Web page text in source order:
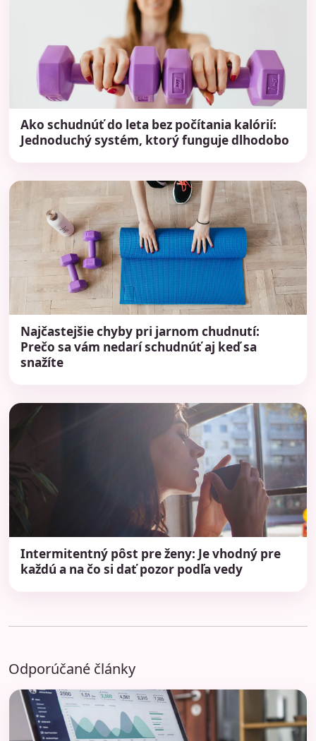
Ako schudnúť do leta bez počítania kalórií:
Jednoduchý systém, ktorý funguje dlhodobo
Najčastejšie chyby pri jarnom chudnutí:
Prečo sa vám nedarí schudnúť aj keď sa
snažíte
Intermitentný pôst pre ženy: Je vhodný pre
každú a na čo si dať pozor podľa vedy
Odporúčané články